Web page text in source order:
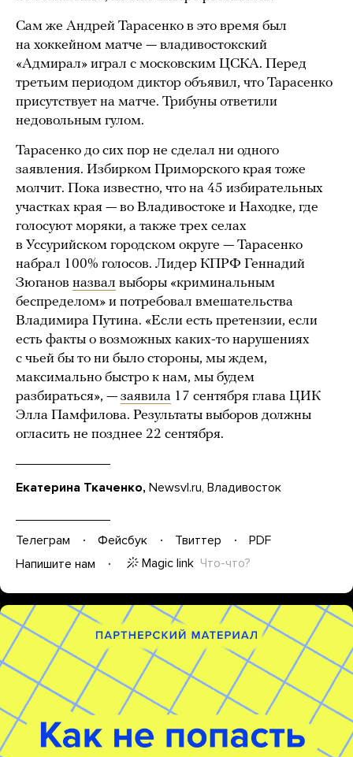
Сам же Андрей Тарасенко в это время был
на хоккейном матче — владивостокский
«Адмирал» играл с московским ЦСКА. Перед
третьим периодом диктор объявил, что Тарасенко
присутствует на матче. Трибуны ответили
недовольным гулом.
Тарасенко до сих пор не сделал ни одного
заявления. Избирком Приморского края тоже
молчит. Пока известно, что на 45 избирательных
участках края — во Владивостоке и Находке, где
голосуют моряки, а также трех селах
в Уссурийском городском округе — Тарасенко
набрал 100% голосов. Лидер КПРФ Геннадий
Зюганов назвал выборы «криминальным
беспределом» и потребовал вмешательства
Владимира Путина. «Если есть претензии, если
есть факты о возможных каких-то нарушениях
с чьей бы то ни было стороны, мы ждем,
максимально быстро к нам, мы будем
разбираться», — заявила 17 сентября глава ЦИК
Элла Памфилова. Результаты выборов должны
огласить не позднее 22 сентября.
Екатерина Ткаченко, Newsvl.ru, Владивосток
Телеграм Фейсбук Твиттер
PDF
Напишите нам
Magic link Что-что?